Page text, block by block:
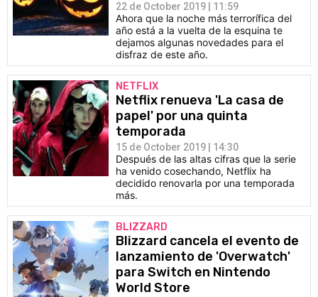
22 de October 2019 | 11:59
Ahora que la noche más terrorífica del
año está a la vuelta de la esquina te
dejamos algunas novedades para el
disfraz de este año.
NETFLIX
Netflix renueva 'La casa de
papel' por una quinta
temporada
15 de October 2019 | 14:30
Después de las altas cifras que la serie
ha venido cosechando, Netflix ha
decidido renovarla por una temporada
más.
BLIZZARD
Blizzard cancela el evento de
lanzamiento de 'Overwatch'
para Switch en Nintendo
World Store